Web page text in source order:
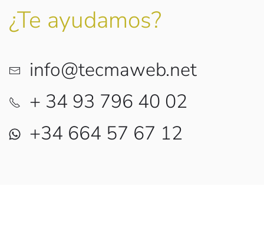
¿Te ayudamos?
info@tecmaweb.net
+ 34 93 796 40 02
+34 664 57 67 12